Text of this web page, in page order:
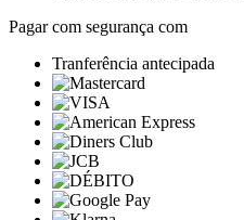
Pagar com segurança com
Tranferência antecipada